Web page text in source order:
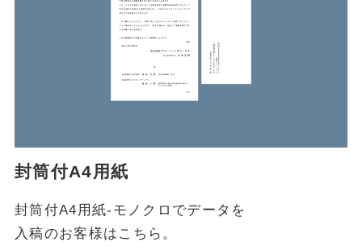
封筒付A4用紙
封筒付A4用紙-モノクロでデータを
入稿のお客様はこちら。